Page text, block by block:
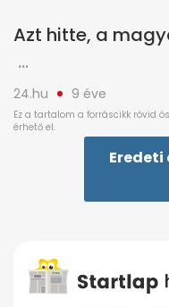
Azt hitte, a
24.hu 9 éve